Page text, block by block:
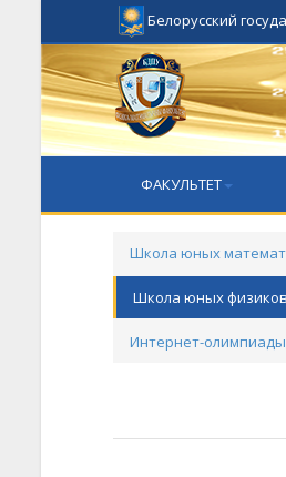
Белорусский
ФАКУЛЬТЕТ
Школа юных
Школа юных физиков
Интернет-